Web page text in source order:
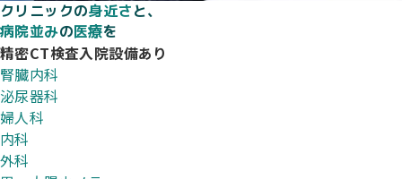
クリニックの身近さと、
病院並みの医療を
精密CT検査入院設備あり
腎臓内科
泌尿器科
婦人科
内科
外科